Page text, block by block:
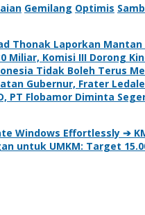
Gemilang Optimis
Thonak Laporkan
Miliar, Komisi III Dorong
Tidak Boleh Terus
Gubernur, Frater
PT Flobamor Diminta
Windows Effortlessly ➔
untuk UMKM: Target